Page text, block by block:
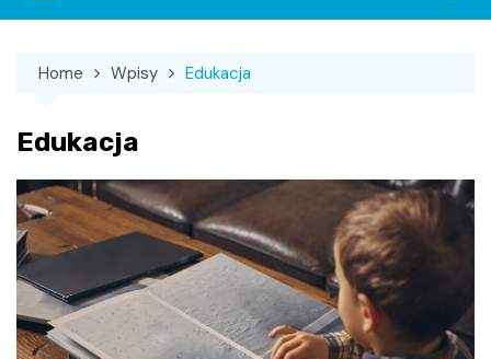
Home Wpisy Edukacja
Edukacja